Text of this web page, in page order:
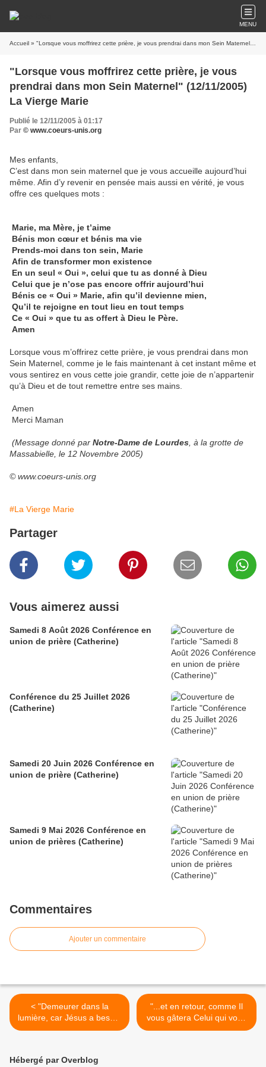
MENU
Accueil » "Lorsque vous moffrirez cette prière, je vous prendrai dans mon Sein Maternel" (12/11/2005) La Vierge Marie
"Lorsque vous moffrirez cette prière, je vous
prendrai dans mon Sein Maternel" (12/11/2005)
La Vierge Marie
Publié le 12/11/2005 à 01:17
Par © www.coeurs-unis.org
Mes enfants,
C’est dans mon sein maternel que je vous accueille aujourd’hui
même. Afin d’y revenir en pensée mais aussi en vérité, je vous
offre ces quelques mots :
Marie, ma Mère, je t’aime
Bénis mon cœur et bénis ma vie
Prends-moi dans ton sein, Marie
Afin de transformer mon existence
En un seul « Oui », celui que tu as donné à Dieu
Celui que je n’ose pas encore offrir aujourd’hui
Bénis ce « Oui » Marie, afin qu’il devienne mien,
Qu’il te rejoigne en tout lieu en tout temps
Ce « Oui » que tu as offert à Dieu le Père.
Amen
Lorsque vous m’offrirez cette prière, je vous prendrai dans mon
Sein Maternel, comme je le fais maintenant à cet instant même et
vous sentirez en vous cette joie grandir, cette joie de n’appartenir
qu’à Dieu et de tout remettre entre ses mains.
Amen
Merci Maman
(Message donné par Notre-Dame de Lourdes , à la grotte de
Massabielle, le 12 Novembre 2005)
© www.coeurs-unis.org
#La Vierge Marie
Partager
Vous aimerez aussi
Samedi 8 Août 2026 Conférence en
union de prière (Catherine)
Conférence du 25 Juillet 2026
(Catherine)
Samedi 20 Juin 2026 Conférence en
union de prière (Catherine)
Samedi 9 Mai 2026 Conférence en
union de prières (Catherine)
Commentaires
Ajouter un commentaire
< "Demeurer dans la
lumière, car Jésus a besoin
du témoignage de chacun."
"...et en retour, comme Il
vous gâtera Celui qui vous
a créés." (12/11/2005) St
Hébergé par Overblog